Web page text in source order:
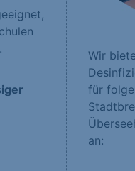
.
Wir
für
an:
Besucher unsere
verstehen, wie unsere
anzuzeigen. Sie tun